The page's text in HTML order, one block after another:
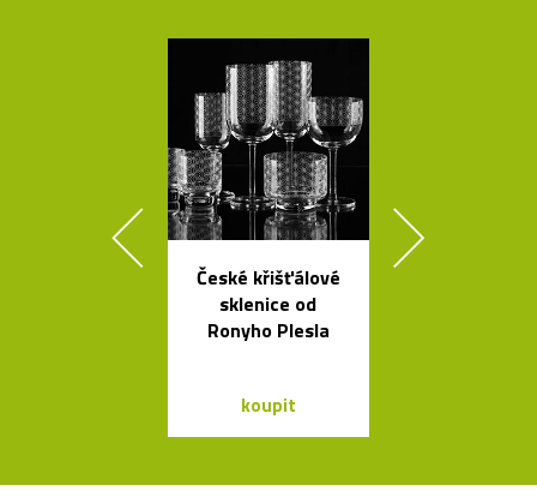
České křišťálové
sklenice od
Ronyho Plesla
koupit